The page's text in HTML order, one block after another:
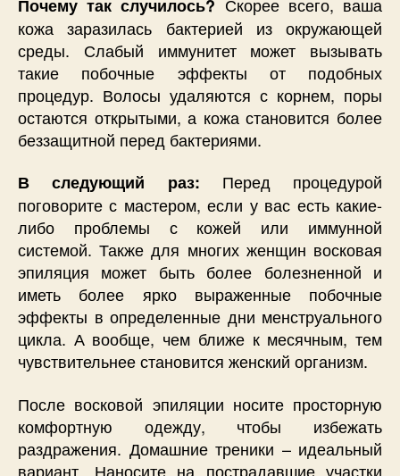
Почему так случилось?
кожа заразилась бактерией из окружающей
среды. Слабый иммунитет может вызывать
такие побочные эффекты от подобных
процедур. Волосы удаляются с корнем, поры
остаются открытыми, а кожа становится более
беззащитной перед бактериями.
В следующий раз: Перед процедурой
поговорите с мастером, если у вас есть какие-
либо проблемы с кожей или иммунной
системой. Также для многих женщин восковая
эпиляция может быть более болезненной и
иметь более ярко выраженные побочные
эффекты в определенные дни менструального
цикла. А вообще, чем ближе к месячным, тем
чувствительнее становится женский организм.
После восковой эпиляции носите просторную
комфортную одежду, чтобы избежать
раздражения. Домашние треники – идеальный
вариант. Наносите на пострадавшие участки